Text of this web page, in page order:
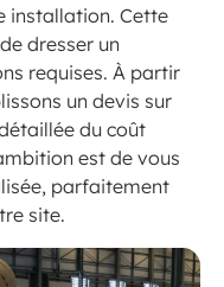
installation. Cette
dresser un
requises. À partir
un devis sur
du coût
est de vous
parfaitement
site.